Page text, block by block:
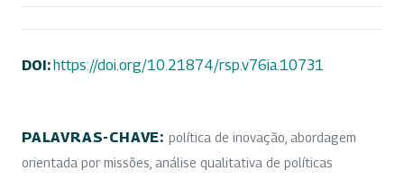
DOI:https://doi.org/10.21874/rsp.v76ia.10731
PALAVRAS-CHAVE: política de inovação, abordagem
orientada por missões, análise qualitativa de políticas